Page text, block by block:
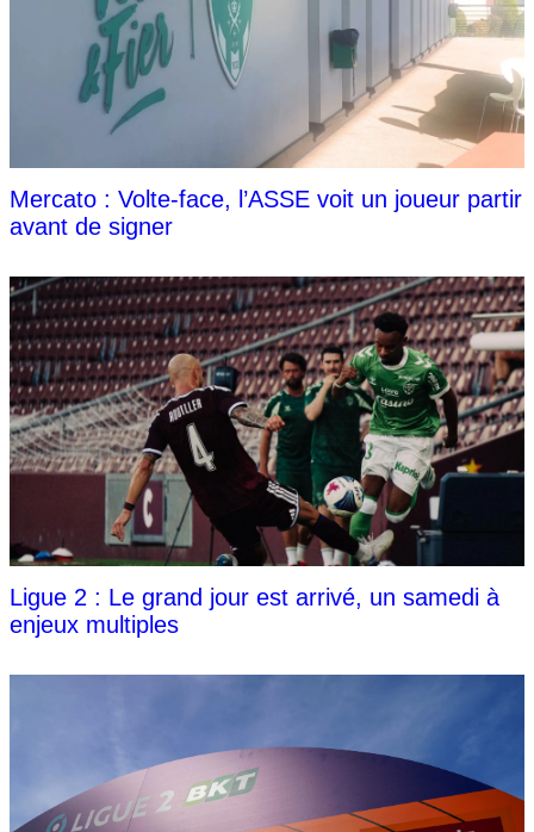
Mercato : Volte-face, l’ASSE voit un joueur partir
avant de signer
Ligue 2 : Le grand jour est arrivé, un samedi à
enjeux multiples